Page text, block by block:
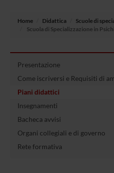
Home Didattica
Scuole di
Scuola di Specializzazione in
Presentazione
Come iscriversi e Requisiti di
Piani didattici
Insegnamenti
Bacheca avvisi
Organi collegiali e di governo
Rete formativa